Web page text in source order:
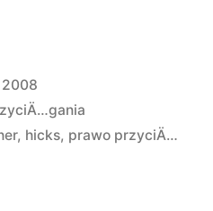
, hicks, prawo przyciÄ…